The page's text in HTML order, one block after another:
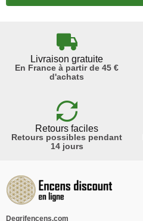
Livraison gratuite
En France à partir de 45 €
d'achats
Retours faciles
Retours possibles pendant
14 jours
Degrifencens.com